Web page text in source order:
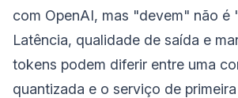
com OpenAI, mas "devem" não é
Latência, qualidade de saída e
tokens podem diferir entre uma
quantizada e o serviço de